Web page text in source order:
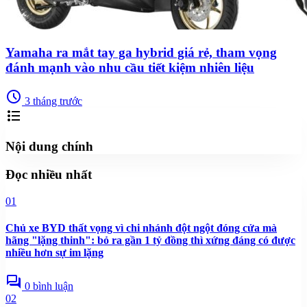
Yamaha ra mắt tay ga hybrid giá rẻ, tham vọng
đánh mạnh vào nhu cầu tiết kiệm nhiên liệu
schedule 3 tháng trước
format_list_bulleted
Nội dung chính
Đọc nhiều nhất
01
Chủ xe BYD thất vọng vì chi nhánh đột ngột đóng cửa mà
hãng "lặng thinh": bỏ ra gần 1 tỷ đồng thì xứng đáng có được
nhiều hơn sự im lặng
forum 0 bình luận
02